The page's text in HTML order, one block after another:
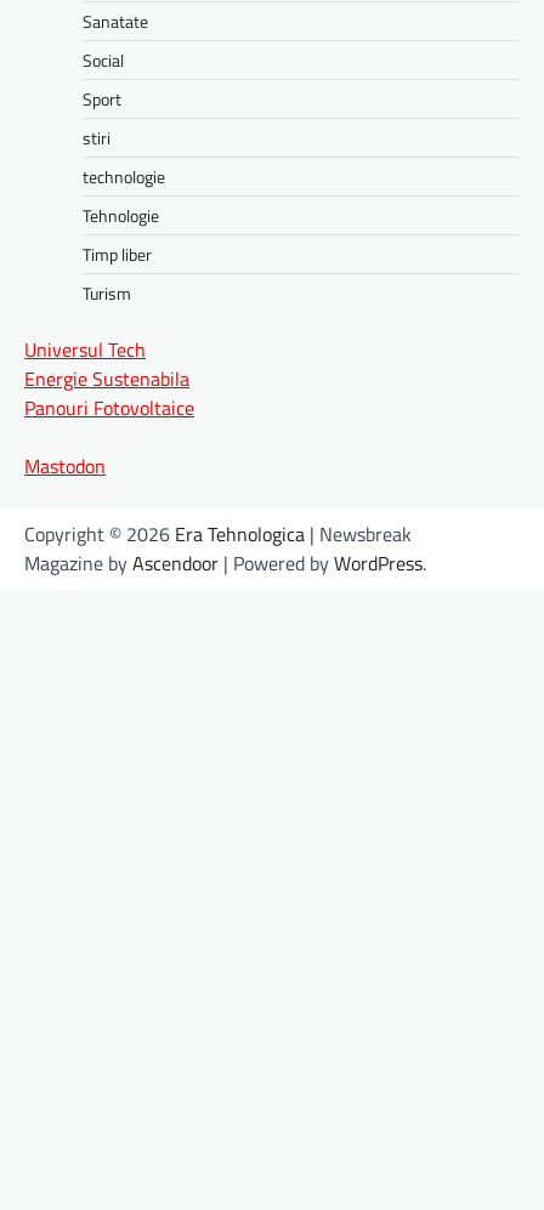
Sanatate
Social
Sport
stiri
technologie
Tehnologie
Timp liber
Turism
Universul Tech
Energie Sustenabila
Panouri Fotovoltaice
Mastodon
Copyright © 2026 Era Tehnologica | Newsbreak
Magazine byAscendoor | Powered byWordPress.